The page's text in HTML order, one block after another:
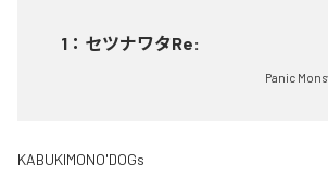
1 ： セツナワタRe:
Panic
KABUKIMONO'DOGs